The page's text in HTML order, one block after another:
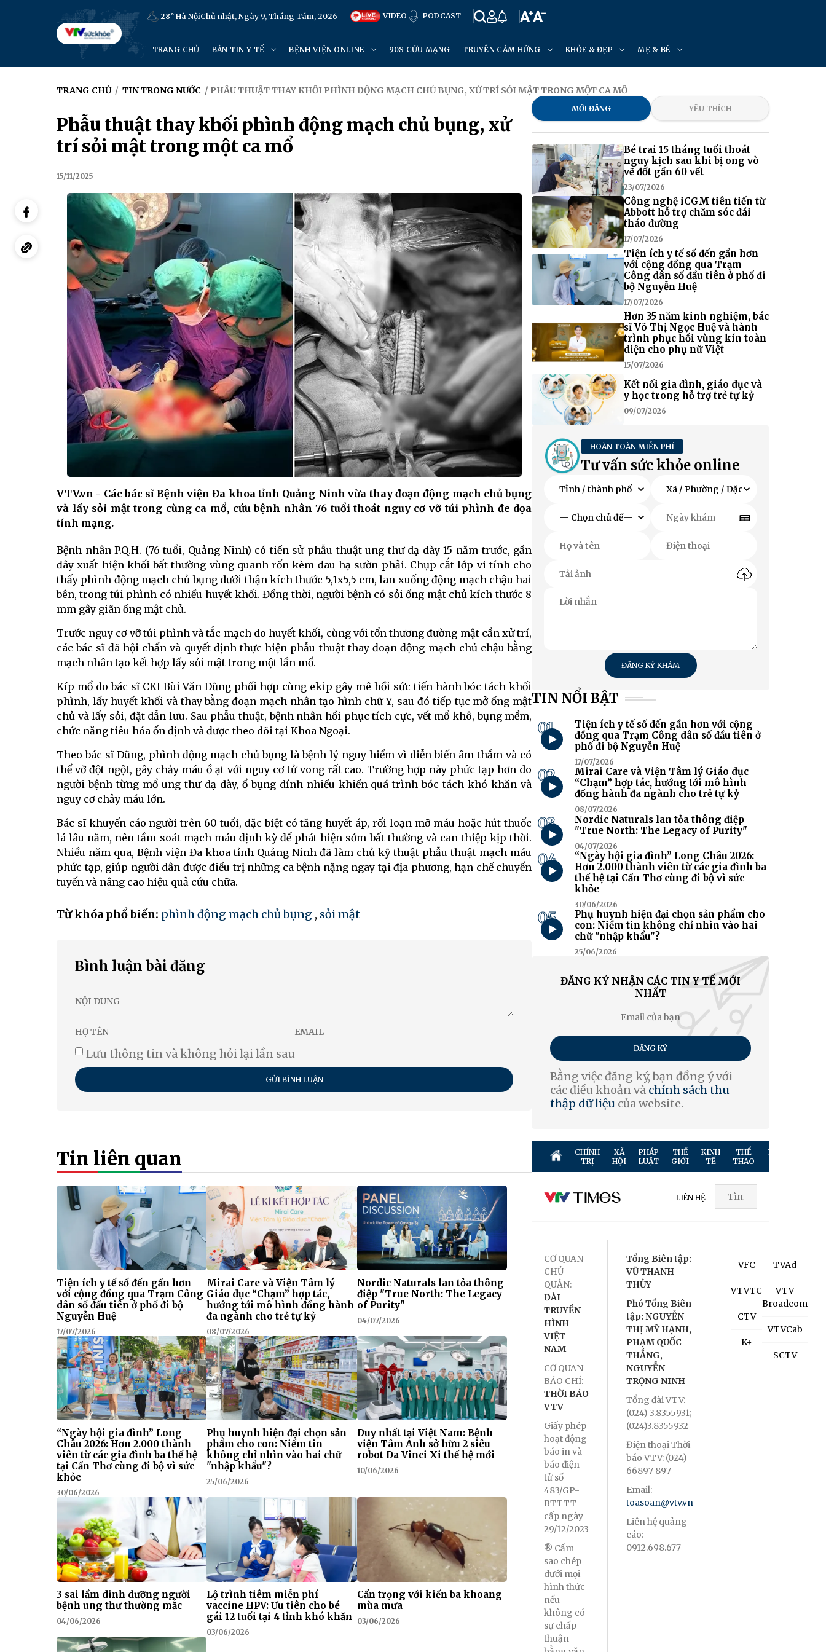
28° Hà NộiChủ nhật, Ngày 9, Tháng Tám, 2026 VIDEO PODCAST
TRANG CHỦ BẢN TIN Y TẾ BỆNH VIỆN ONLINE 90S CỨU MẠNG TRUYỀN CẢM HỨNG KHỎE & ĐẸP MẸ & BÉ
TRANG CHỦ / TIN TRONG NƯỚC / PHẪU THUẬT THAY KHỐI PHÌNH ĐỘNG MẠCH CHỦ BỤNG, XỬ TRÍ SỎI MẬT TRONG MỘT CA MỔ
Phẫu thuật thay khối phình động mạch chủ bụng, xử
trí sỏi mật trong một ca mổ
15/11/2025
VTV.vn - Các bác sĩ Bệnh viện Đa khoa tỉnh Quảng Ninh vừa thay đoạn động mạch chủ bụng
và lấy sỏi mật trong cùng ca mổ, cứu bệnh nhân 76 tuổi thoát nguy cơ vỡ túi phình đe dọa
tính mạng.
Bệnh nhân P.Q.H. (76 tuổi, Quảng Ninh) có tiền sử phẫu thuật ung thư dạ dày 15 năm trước, gần
đây xuất hiện khối bất thường vùng quanh rốn kèm đau hạ sườn phải. Chụp cắt lớp vi tính cho
thấy phình động mạch chủ bụng dưới thận kích thước 5,1x5,5 cm, lan xuống động mạch chậu hai
bên, trong túi phình có nhiều huyết khối. Đồng thời, người bệnh có sỏi ống mật chủ kích thước 8
mm gây giãn ống mật chủ.
Trước nguy cơ vỡ túi phình và tắc mạch do huyết khối, cùng với tổn thương đường mật cần xử trí,
các bác sĩ đã hội chẩn và quyết định thực hiện phẫu thuật thay đoạn động mạch chủ chậu bằng
mạch nhân tạo kết hợp lấy sỏi mật trong một lần mổ.
Kíp mổ do bác sĩ CKI Bùi Văn Dũng phối hợp cùng ekip gây mê hồi sức tiến hành bóc tách khối
phình, lấy huyết khối và thay bằng đoạn mạch nhân tạo hình chữ Y, sau đó tiếp tục mở ống mật
chủ và lấy sỏi, đặt dẫn lưu. Sau phẫu thuật, bệnh nhân hồi phục tích cực, vết mổ khô, bụng mềm,
chức năng tiêu hóa ổn định và được theo dõi tại Khoa Ngoại.
Theo bác sĩ Dũng, phình động mạch chủ bụng là bệnh lý nguy hiểm vì diễn biến âm thầm và có
thể vỡ đột ngột, gây chảy máu ồ ạt với nguy cơ tử vong rất cao. Trường hợp này phức tạp hơn do
người bệnh từng mổ ung thư dạ dày, ổ bụng dính nhiều khiến quá trình bóc tách khó khăn và
nguy cơ chảy máu lớn.
Bác sĩ khuyến cáo người trên 60 tuổi, đặc biệt có tăng huyết áp, rối loạn mỡ máu hoặc hút thuốc
lá lâu năm, nên tầm soát mạch máu định kỳ để phát hiện sớm bất thường và can thiệp kịp thời.
Nhiều năm qua, Bệnh viện Đa khoa tỉnh Quảng Ninh đã làm chủ kỹ thuật phẫu thuật mạch máu
phức tạp, giúp người dân được điều trị những ca bệnh nặng ngay tại địa phương, hạn chế chuyển
tuyến và nâng cao hiệu quả cứu chữa.
Từ khóa phổ biến: phình động mạch chủ bụng , sỏi mật
Bình luận bài đăng
Lưu thông tin và không hỏi lại lần sau
GỬI BÌNH LUẬN
Tin liên quan
Tiện ích y tế số đến gần hơn
với cộng đồng qua Trạm Công
dân số đầu tiên ở phố đi bộ
Nguyễn Huệ
17/07/2026
Mirai Care và Viện Tâm lý
Giáo dục “Chạm” hợp tác,
hướng tới mô hình đồng hành
đa ngành cho trẻ tự kỷ
08/07/2026
Nordic Naturals lan tỏa thông
điệp "True North: The Legacy
of Purity"
04/07/2026
“Ngày hội gia đình” Long
Châu 2026: Hơn 2.000 thành
viên từ các gia đình ba thế hệ
tại Cần Thơ cùng đi bộ vì sức
khỏe
30/06/2026
Phụ huynh hiện đại chọn sản
phẩm cho con: Niềm tin
không chỉ nhìn vào hai chữ
"nhập khẩu"?
25/06/2026
Duy nhất tại Việt Nam: Bệnh
viện Tâm Anh sở hữu 2 siêu
robot Da Vinci Xi thế hệ mới
10/06/2026
3 sai lầm dinh dưỡng người
bệnh ung thư thường mắc
04/06/2026
Lộ trình tiêm miễn phí
vaccine HPV: Ưu tiên cho bé
gái 12 tuổi tại 4 tỉnh khó khăn
03/06/2026
Cẩn trọng với kiến ba khoang
mùa mưa
03/06/2026
MỚI ĐĂNG YÊU THÍCH
Bé trai 15 tháng tuổi thoát
nguy kịch sau khi bị ong vò
vẽ đốt gần 60 vết
23/07/2026
Công nghệ iCGM tiên tiến từ
Abbott hỗ trợ chăm sóc đái
tháo đường
17/07/2026
Tiện ích y tế số đến gần hơn
với cộng đồng qua Trạm
Công dân số đầu tiên ở phố đi
bộ Nguyễn Huệ
17/07/2026
Hơn 35 năm kinh nghiệm, bác
sĩ Võ Thị Ngọc Huệ và hành
trình phục hồi vùng kín toàn
diện cho phụ nữ Việt
15/07/2026
Kết nối gia đình, giáo dục và
y học trong hỗ trợ trẻ tự kỷ
09/07/2026
HOÀN TOÀN MIỄN PHÍ
Tư vấn sức khỏe online
ĐĂNG KÝ KHÁM
TIN NỔI BẬT
01
Tiện ích y tế số đến gần hơn với cộng
đồng qua Trạm Công dân số đầu tiên ở
phố đi bộ Nguyễn Huệ
17/07/2026
02
Mirai Care và Viện Tâm lý Giáo dục
“Chạm” hợp tác, hướng tới mô hình
đồng hành đa ngành cho trẻ tự kỷ
08/07/2026
03
Nordic Naturals lan tỏa thông điệp
"True North: The Legacy of Purity"
04/07/2026
04
“Ngày hội gia đình” Long Châu 2026:
Hơn 2.000 thành viên từ các gia đình ba
thế hệ tại Cần Thơ cùng đi bộ vì sức
khỏe
30/06/2026
05
Phụ huynh hiện đại chọn sản phẩm cho
con: Niềm tin không chỉ nhìn vào hai
chữ "nhập khẩu"?
25/06/2026
ĐĂNG KÝ NHẬN CÁC TIN Y TẾ MỚI
NHẤT
ĐĂNG KÝ
Bằng việc đăng ký, bạn đồng ý với
các điều khoản và chính sách thu
thập dữ liệu của website.
CHÍNH
TRỊ
XÃ
HỘI
PHÁP
LUẬT
THẾ
GIỚI
KINH
TẾ
THỂ
THAO
TRUYỀN
LIÊN HỆ
CƠ QUAN
CHỦ
QUẢN:
ĐÀI
TRUYỀN
HÌNH
VIỆT
NAM
CƠ QUAN
BÁO CHÍ:
THỜI BÁO
VTV
Giấy phép
hoạt động
báo in và
báo điện
tử số
483/GP-
BTTTT
cấp ngày
29/12/2023
® Cấm
sao chép
dưới mọi
hình thức
nếu
không có
sự chấp
thuận
Tổng Biên tập:
VŨ THANH
THỦY
Phó Tổng Biên
tập: NGUYỄN
THỊ MỸ HẠNH,
PHẠM QUỐC
THẮNG,
NGUYỄN
TRỌNG NINH
Tổng đài VTV:
(024) 3.8355931;
(024)3.8355932
Điện thoại Thời
báo VTV: (024)
66897 897
Email:
toasoan@vtv.vn
Liên hệ quảng
cáo:
0912.698.677
VFC
VTVTC
CTV
K+
TVAd
VTV
Broadcom
VTVCab
SCTV